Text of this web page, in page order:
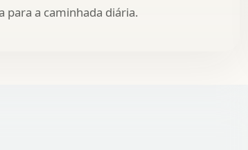
para a caminhada diária.